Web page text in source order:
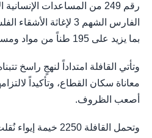
رقم 249 من المساعدات
الفارس الشهم 3 لإغاثة
بما يزيد على 195 طناً من مواد ومستلزمات الإيواء.
وتأتي القافلة امتداداً لنهجٍ راسخ
معاناة سكان القطاع، وتأكيداً
أصعب الظروف.